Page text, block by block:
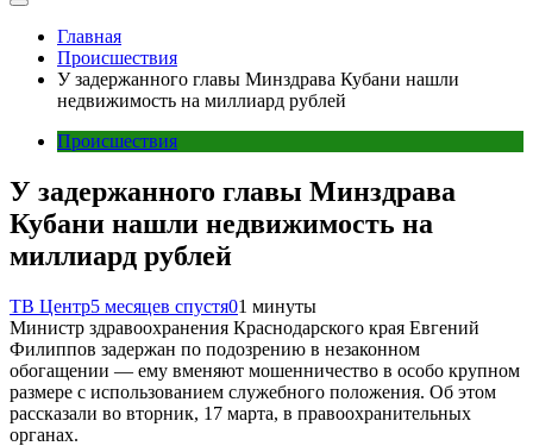
Главная
Происшествия
У задержанного главы Минздрава Кубани нашли
недвижимость на миллиард рублей
Происшествия
У задержанного главы Минздрава
Кубани нашли недвижимость на
миллиард рублей
ТВ Центр5 месяцев спустя01 минуты
Министр здравоохранения Краснодарского края Евгений
Филиппов задержан по подозрению в незаконном
обогащении — ему вменяют мошенничество в особо крупном
размере с использованием служебного положения. Об этом
рассказали во вторник, 17 марта, в правоохранительных
органах.